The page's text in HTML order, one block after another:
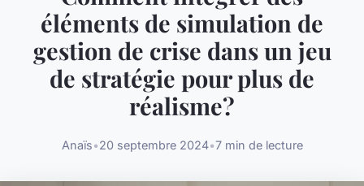
éléments de simulation de
gestion de crise dans un jeu
de stratégie pour plus de
réalisme?
Anaïs•20 septembre 2024•7 min de lecture